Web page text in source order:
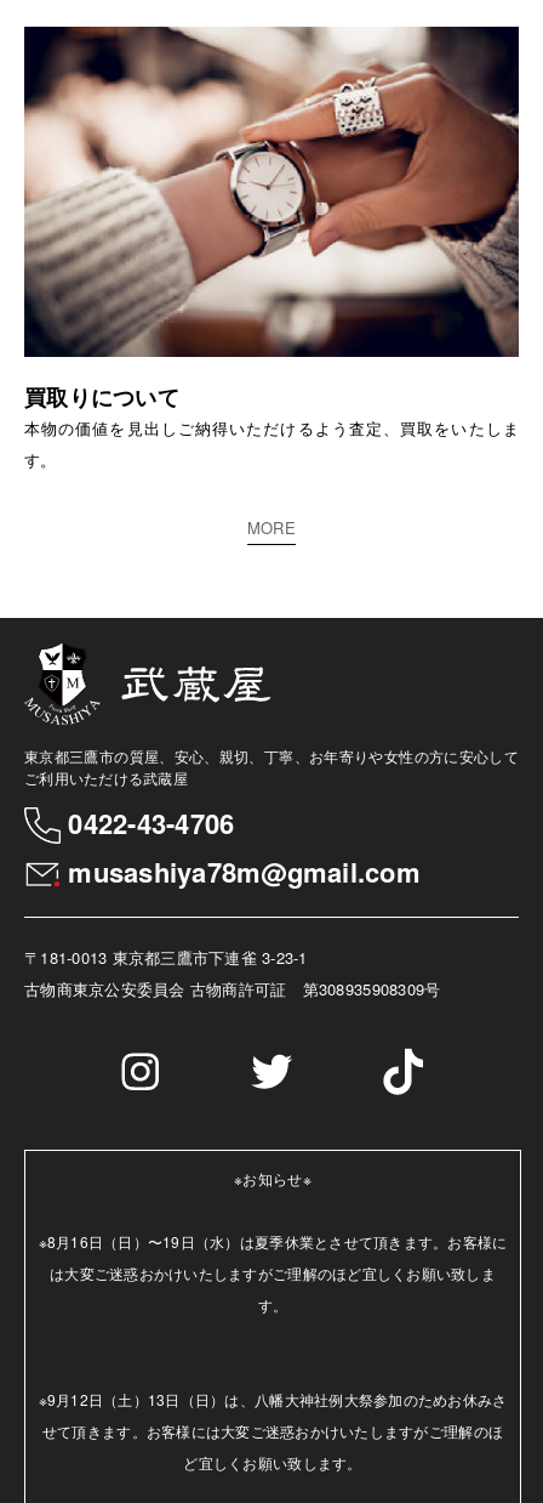
買取りについて
本物の価値を見出しご納得いただけるよう査定、買取をいたしま
す。
MORE
東京都三鷹市の質屋、安心、親切、丁寧、お年寄りや女性の方に安心して
ご利用いただける武蔵屋
0422-43-4706
musashiya78m@gmail.com
〒181-0013 東京都三鷹市下連雀 3-23-1
古物商東京公安委員会 古物商許可証 第308935908309号
※お知らせ※
※8月16日（日）〜19日（水）は夏季休業とさせて頂きます。お客様に
は大変ご迷惑おかけいたしますがご理解のほど宜しくお願い致しま
す。
※9月12日（土）13日（日）は、八幡大神社例大祭参加のためお休みさ
せて頂きます。お客様には大変ご迷惑おかけいたしますがご理解のほ
ど宜しくお願い致します。